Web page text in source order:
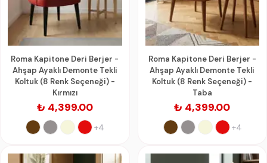
Roma Kapitone Deri Berjer -
Ahşap Ayaklı Demonte Tekli
Koltuk (8 Renk Seçeneği) -
Kırmızı
₺ 4,399.00
+4
Roma Kapitone Deri Berjer -
Ahşap Ayaklı Demonte Tekli
Koltuk (8 Renk Seçeneği) -
Taba
₺ 4,399.00
+4